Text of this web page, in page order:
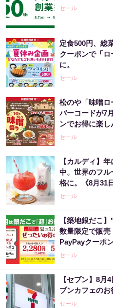
セール
定食500円、総
クーポンで「
に。
セール
松のや「味噌ロ
バーコードが7
ンでお得に楽し
セール
【カルディ】
中。世界のフ
格に。《8月31
セール
【築地銀だこ
数量限定で販売
PayPayクーポ
セール
【セブン】8月
ブンカフェのお
セール